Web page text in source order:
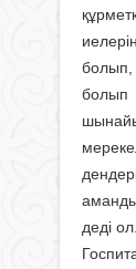
болып
деді ол.